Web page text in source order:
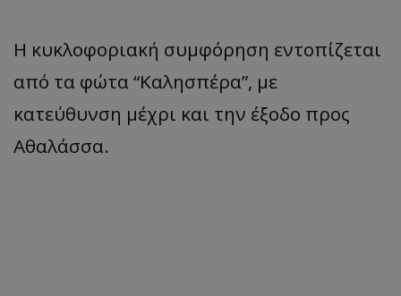
Η κυκλοφοριακή συμφόρηση εντοπίζεται
από τα φώτα “Καλησπέρα”, με
κατεύθυνση μέχρι και την έξοδο προς
Αθαλάσσα.